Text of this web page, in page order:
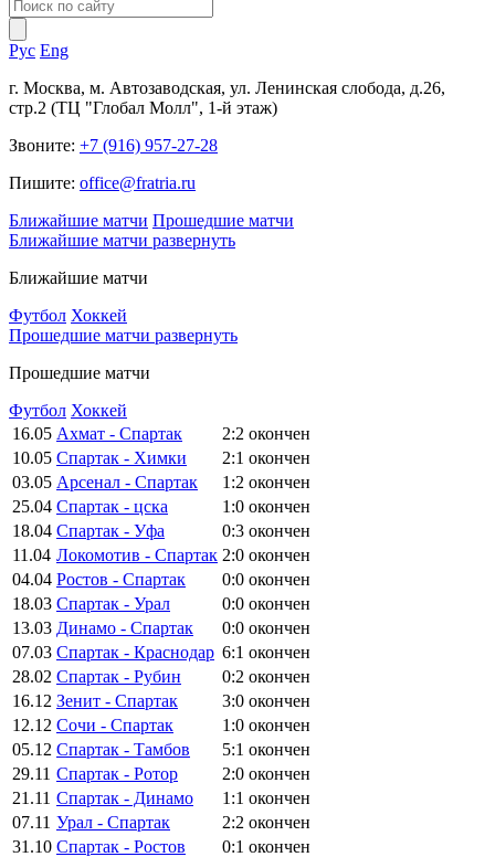
Рус Eng
г. Москва, м. Автозаводская, ул. Ленинская слобода, д.26,
стр.2 (ТЦ "Глобал Молл", 1-й этаж)
Звоните: +7 (916) 957-27-28
Пишите: office@fratria.ru
Ближайшие матчи Прошедшие матчи
Ближайшие матчи развернуть
Ближайшие матчи
Футбол Хоккей
Прошедшие матчи развернуть
Прошедшие матчи
Футбол Хоккей
16.05 Ахмат - Спартак 2:2 окончен
10.05 Спартак - Химки 2:1 окончен
03.05 Арсенал - Спартак 1:2 окончен
25.04 Спартак - цска 1:0 окончен
18.04 Спартак - Уфа 0:3 окончен
11.04 Локомотив - Спартак 2:0 окончен
04.04 Ростов - Спартак 0:0 окончен
18.03 Спартак - Урал 0:0 окончен
13.03 Динамо - Спартак 0:0 окончен
07.03 Спартак - Краснодар 6:1 окончен
28.02 Спартак - Рубин 0:2 окончен
16.12 Зенит - Спартак 3:0 окончен
12.12 Сочи - Спартак 1:0 окончен
05.12 Спартак - Тамбов 5:1 окончен
29.11 Спартак - Ротор 2:0 окончен
21.11 Спартак - Динамо 1:1 окончен
07.11 Урал - Спартак 2:2 окончен
31.10 Спартак - Ростов 0:1 окончен